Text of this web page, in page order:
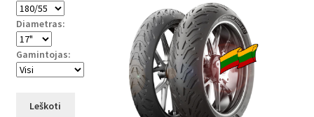
Diametras:
Gamintojas:
Leškoti